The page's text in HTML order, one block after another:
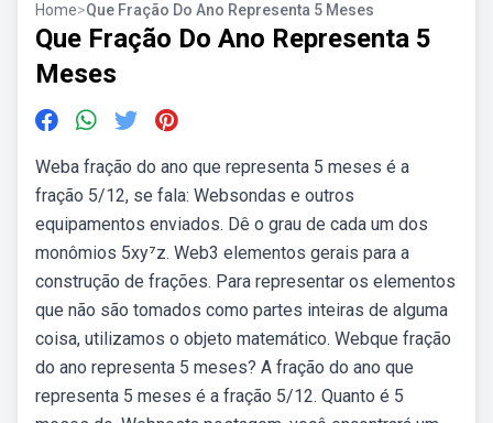
Home>Que Fração Do Ano Representa 5 Meses
Que Fração Do Ano Representa 5
Meses
Weba fração do ano que representa 5 meses é a
fração 5/12, se fala: Websondas e outros
equipamentos enviados. Dê o grau de cada um dos
monômios 5xy⁷z. Web3 elementos gerais para a
construção de frações. Para representar os elementos
que não são tomados como partes inteiras de alguma
coisa, utilizamos o objeto matemático. Webque fração
do ano representa 5 meses? A fração do ano que
representa 5 meses é a fração 5/12. Quanto é 5